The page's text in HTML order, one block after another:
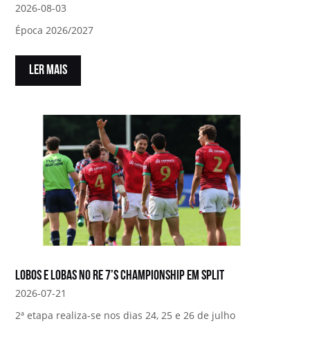
2026-08-03
Época 2026/2027
LER MAIS
Lobos e Lobas no RE 7’s Championship em Split
2026-07-21
2ª etapa realiza-se nos dias 24, 25 e 26 de julho